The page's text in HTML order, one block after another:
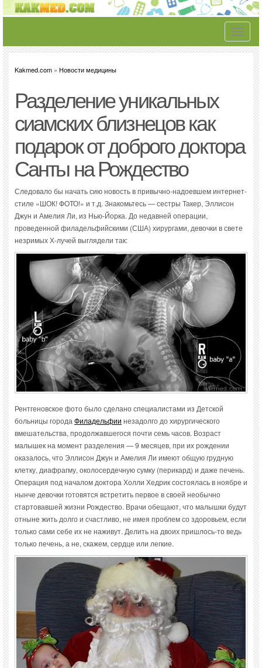
Toggle
Kakmed.com » Новости медицины
Разделение уникальных
сиамских близнецов как
подарок от доброго доктора
Санты на Рождество
Следовало бы начать сию новость в привычно-надоевшем интернет-
стиле «ШОК! ФОТО!» и т.д. Знакомьтесь — сестры Такер, Эллисон
Джун и Амелия Ли, из Нью-Йорка. До недавней операции,
проведенной филадельфийскими (США) хирургами, девочки в свете
незримых Х-лучей выглядели так:
Рентгеновское фото было сделано специалистами из Детской
больницы города Филадельфии незадолго до хирургического
вмешательства, продолжавшегося почти семь часов. Возраст
малышек на момент разделения — 9 месяцев, при их рождении
оказалось, что Эллисон Джун и Амелия Ли имеют общую грудную
клетку, диафрагму, околосердечную сумку (перикард) и даже печень.
Операция под началом доктора Холли Хедрик состоялась в ноябре и
нынче девочки готовятся встретить первое в своей необычно
стартовавшей жизни Рождество. Врачи обещают, что малышки будут
отныне жить долго и счастливо, не имея проблем со здоровьем, если
только сами себе их не наживут. Делить на двоих пришлось-то ведь
только печень, а не, скажем, сердце или легкие.